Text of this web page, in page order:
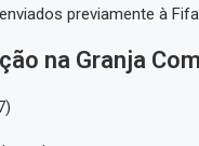
previamente à
na Granja